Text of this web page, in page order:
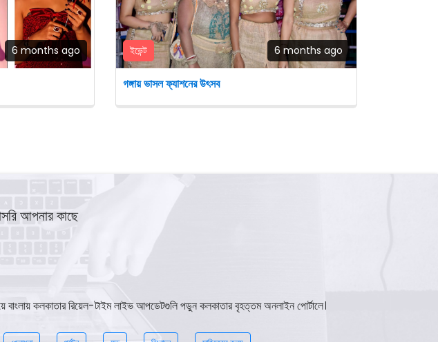
6 months ago ইভেন্ট 6 months ago
গঙ্গায় ভাসল ফ্যাশনের উৎসব
আপনার কাছে
বাংলায় কলকাতার রিয়েল-টাইম লাইভ আপডেটগুলি পড়ুন কলকাতার বৃহত্তম অনলাইন পোর্টালে।